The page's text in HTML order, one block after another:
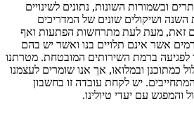
ובשמורות השונות, נתונים לשינויים
השנה ושיקולים שונים של המדריכים
עם זאת, מעת לעת מתרחשות הפתעות ואף
אשר אינם תלויים בנו ואשר יש בהם
לפגיעה ברמת השירותים המובטחת. מטרתנו
כמתוכנן ובמלואו, אך אנו שומרים לעצמנו
יש לקחת עובדה זו בחשבון
והמפגש עם יעדי טיולינו.